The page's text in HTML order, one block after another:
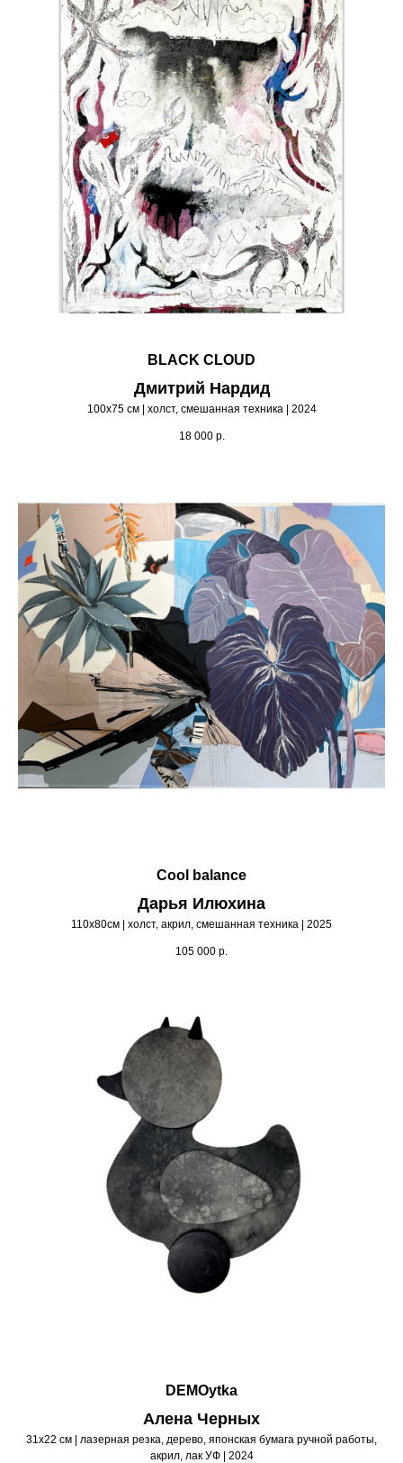
BLACK CLOUD
Дмитрий Нардид
100х75 см | холст, смешанная техника | 2024
18 000 р.
Cool balance
Дарья Илюхина
110х80см | холст, акрил, смешанная техника | 2025
105 000 р.
DEMOytka
Алена Черных
31х22 см | лазерная резка, дерево, японская бумага ручной работы,
акрил, лак УФ | 2024